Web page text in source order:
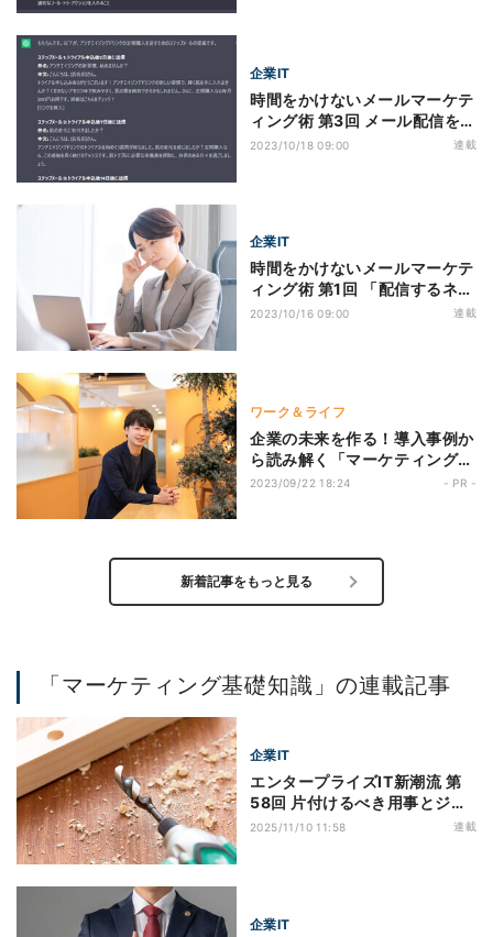
企業IT
時間をかけないメールマーケテ
ィング術 第3回 メール配信を
「生成AI」で効率化する
2023/10/18 09:00 連載
企業IT
時間をかけないメールマーケテ
ィング術 第1回 「配信するネタ
がない」を解決する3つの方法
2023/10/16 09:00 連載
ワーク＆ライフ
企業の未来を作る！導入事例か
ら読み解く「マーケティング」
とは？ 第1回 「売り上げが伸び
2023/09/22 18:24 - PR -
新着記事をもっと見る
「マーケティング基礎知識」の連載記事
企業IT
エンタープライズIT新潮流 第
58回 片付けるべき用事とジョ
ブ理論はビジネスの基本 - AI-
2025/11/10 11:58 連載
企業IT